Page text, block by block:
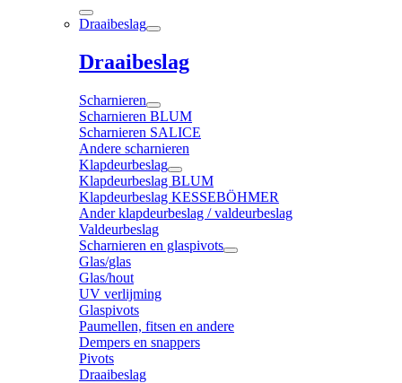
Draaibeslag
Draaibeslag
Scharnieren
Scharnieren BLUM
Scharnieren SALICE
Andere scharnieren
Klapdeurbeslag
Klapdeurbeslag BLUM
Klapdeurbeslag KESSEBÖHMER
Ander klapdeurbeslag / valdeurbeslag
Valdeurbeslag
Scharnieren en glaspivots
Glas/glas
Glas/hout
UV verlijming
Glaspivots
Paumellen, fitsen en andere
Dempers en snappers
Pivots
Draaibeslag